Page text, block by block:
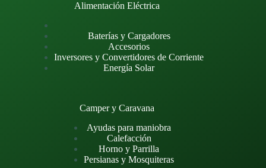
Alimentación Eléctrica
Baterías y Cargadores
Accesorios
Inversores y Convertidores de Corriente
Energía Solar
Camper y Caravana
Ayudas para maniobra
Calefacción
Horno y Parrilla
Persianas y Mosquiteras